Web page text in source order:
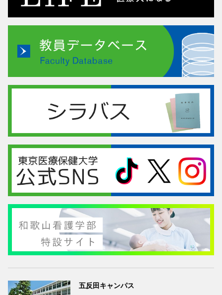
五反田キャンパス